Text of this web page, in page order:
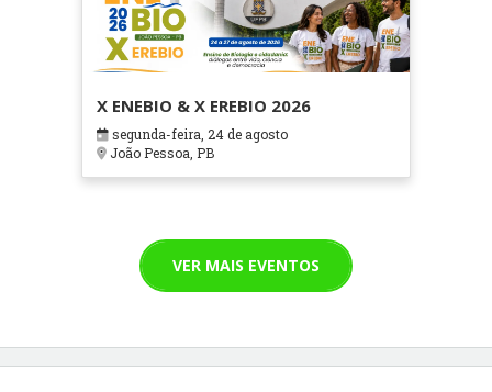
X ENEBIO & X EREBIO 2026
segunda-feira, 24 de agosto
João Pessoa, PB
VER MAIS EVENTOS